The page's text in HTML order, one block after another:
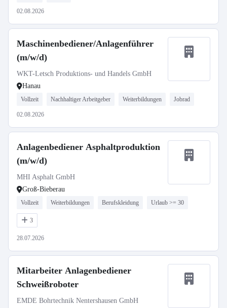
02.08.2026
Maschinenbediener/Anlagenführer
(m/w/d)
WKT-Letsch Produktions- und Handels GmbH
Hanau
Vollzeit Nachhaltiger Arbeitgeber Weiterbildungen Jobrad
02.08.2026
Anlagenbediener Asphaltproduktion
(m/w/d)
MHI Asphalt GmbH
Groß-Bieberau
Vollzeit Weiterbildungen Berufskleidung Urlaub >= 30
3
28.07.2026
Mitarbeiter Anlagenbediener
Schweißroboter
EMDE Bohrtechnik Nentershausen GmbH